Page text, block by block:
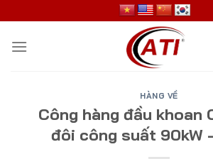
to
content
HÀNG VỀ
Công hàng đầu khoan
đôi công suất 90kW